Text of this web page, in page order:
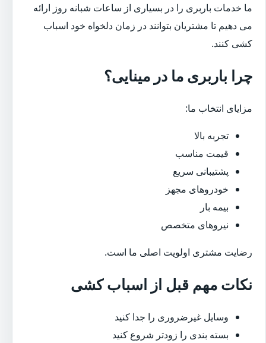
ما خدمات باربری را در بسیاری از ساعات شبانه روز ارائه
می دهیم تا مشتریان بتوانند در زمان دلخواه خود اسباب
کشی کنند.
چرا باربری ما در مینایی؟
مزایای انتخاب ما:
تجربه بالا
قیمت مناسب
پشتیبانی سریع
خودروهای مجهز
بیمه بار
نیروهای متخصص
رضایت مشتری اولویت اصلی ما است.
نکات مهم قبل از اسباب کشی
وسایل غیرضروری را جدا کنید
بسته بندی را زودتر شروع کنید